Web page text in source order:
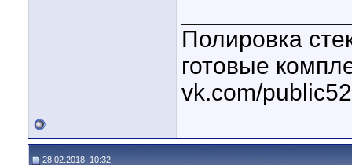
Полировка
готовые
vk.com/
28.02.2018, 10:32